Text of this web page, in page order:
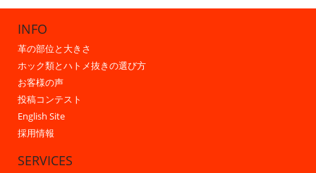
INFO
革の部位と大きさ
ホック類とハトメ抜きの選び方
お客様の声
投稿コンテスト
English Site
採用情報
SERVICES